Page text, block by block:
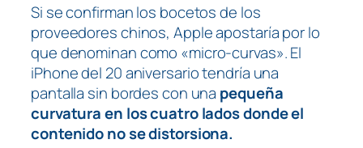
Si se confirman los bocetos de los
proveedores chinos, Apple apostaría por lo
que denominan como «micro-curvas». El
iPhone del 20 aniversario tendría una
pantalla sin bordes con una pequeña
curvatura en los cuatro lados donde el
contenido no se distorsiona.